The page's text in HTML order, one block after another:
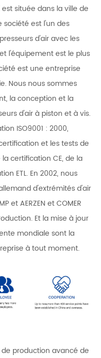
située dans la ville de
société est l'un des
d'air avec les
l'équipement est le plus
est une entreprise
Nous nous sommes
la conception et la
d'air à piston et à vis.
ISO9001 : 2000,
et les tests de
certification CE, de la
ETL. En 2002, nous
d'extrémités d'air
et AERZEN et COMER
Et la mise à jour
mondiale sont la
à tout moment.
production avancé de